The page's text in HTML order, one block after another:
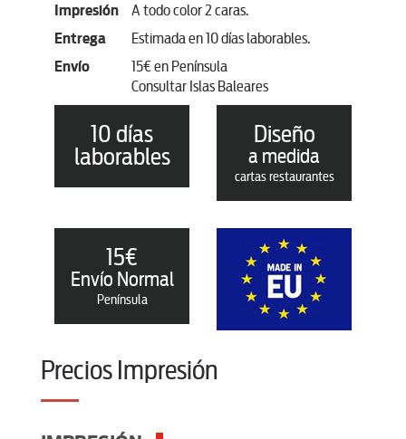
Impresión
A todo color 2 caras.
Entrega
Estimada en 10 días laborables.
Envío
15€ en Península
Consultar Islas Baleares
10 días
laborables
Diseño
a medida
cartas restaurantes
15€
Envío Normal
Península
Precios Impresión